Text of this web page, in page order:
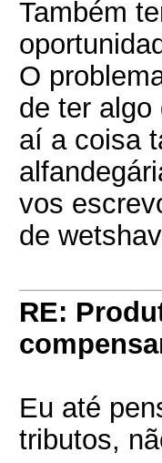
Também
O
de ter
aí a coisa
vos
de
RE:
Eu até
tributos,